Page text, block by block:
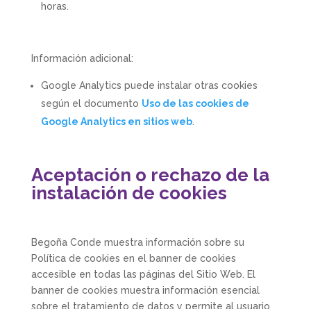
horas.
Información adicional:
Google Analytics puede instalar otras cookies
según el documento Uso de las cookies de
Google Analytics en sitios web.
Aceptación o rechazo de la
instalación de cookies
Begoña Conde muestra información sobre su
Política de cookies en el banner de cookies
accesible en todas las páginas del Sitio Web. El
banner de cookies muestra información esencial
sobre el tratamiento de datos y permite al usuario